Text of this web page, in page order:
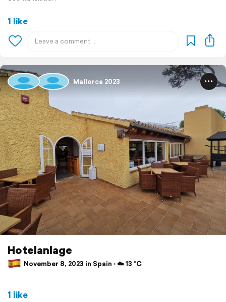
1 like
Mallorca 2023
Hotelanlage
November 8, 2023 in Spain ⋅ ☁️ 13 °C
1 like